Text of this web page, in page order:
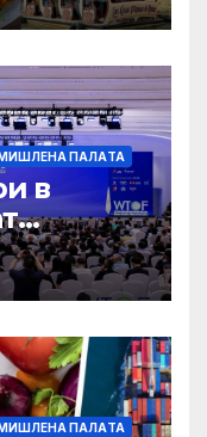
ПАЛAТА
в
ПАЛAТА